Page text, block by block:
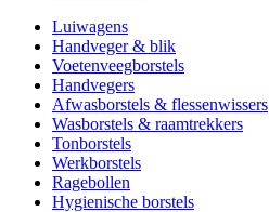
Luiwagens
Handveger & blik
Voetenveegborstels
Handvegers
Afwasborstels & flessenwissers
Wasborstels & raamtrekkers
Tonborstels
Werkborstels
Ragebollen
Hygienische borstels